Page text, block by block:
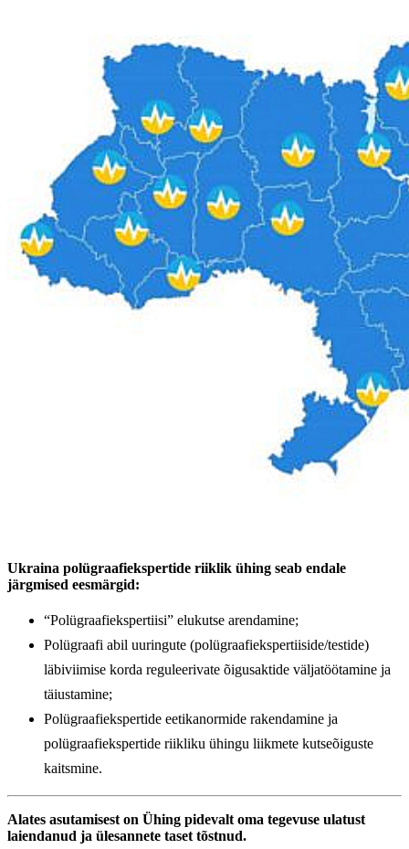
Ukraina polügraafiekspertide riiklik ühing seab endale
järgmised eesmärgid:
“Polügraafiekspertiisi” elukutse arendamine;
Polügraafi abil uuringute (polügraafiekspertiiside/testide)
läbiviimise korda reguleerivate õigusaktide väljatöötamine ja
täiustamine;
Polügraafiekspertide eetikanormide rakendamine ja
polügraafiekspertide riikliku ühingu liikmete kutseõiguste
kaitsmine.
Alates asutamisest on Ühing pidevalt oma tegevuse ulatust
laiendanud ja ülesannete taset tõstnud.